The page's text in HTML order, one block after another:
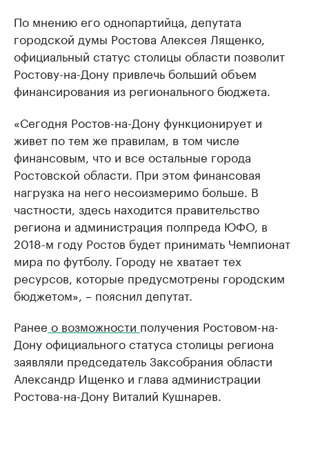
По мнению его однопартийца, депутата
городской думы Ростова Алексея Лященко,
официальный статус столицы области позволит
Ростову-на-Дону привлечь больший объем
финансирования из регионального бюджета.
«Сегодня Ростов-на-Дону функционирует и
живет по тем же правилам, в том числе
финансовым, что и все остальные города
Ростовской области. При этом финансовая
нагрузка на него несоизмеримо больше. В
частности, здесь находится правительство
региона и администрация полпреда ЮФО, в
2018-м году Ростов будет принимать Чемпионат
мира по футболу. Городу не хватает тех
ресурсов, которые предусмотрены городским
бюджетом», – пояснил депутат.
Ранее о возможности получения Ростовом-на-
Дону официального статуса столицы региона
заявляли председатель Заксобрания области
Александр Ищенко и глава администрации
Ростова-на-Дону Виталий Кушнарев.